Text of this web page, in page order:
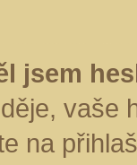
jsem
vaše
na